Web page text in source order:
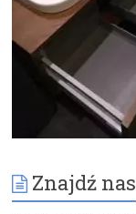
Znajdź nas